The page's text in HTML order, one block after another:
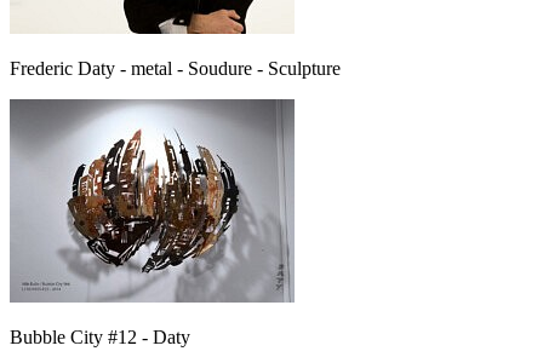
Frederic Daty - metal - Soudure - Sculpture
Bubble City #12 - Daty